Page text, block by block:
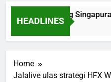
HEADLINES
Streaming
Hours Ago
Home
Jalalive ulas strategi HFX